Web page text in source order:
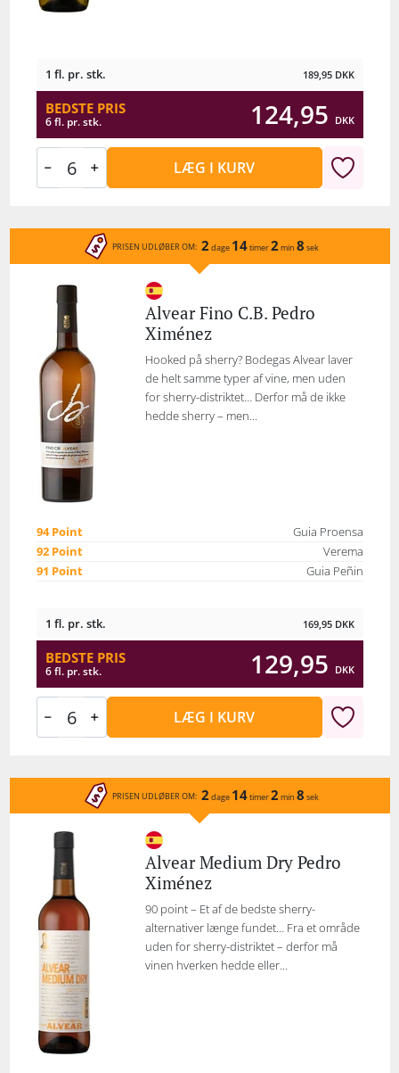
1 fl. pr. stk. 189,95 DKK
BEDSTE PRIS
6 fl. pr. stk. 124,95 DKK
LÆG I KURV
PRISEN UDLØBER OM: 2 dage 14timer2 min 8 sek
Alvear Fino C.B. Pedro
Ximénez
Hooked på sherry? Bodegas Alvear laver
de helt samme typer af vine, men uden
for sherry-distriktet… Derfor må de ikke
hedde sherry – men...
94 Point
Guia Proensa
92 Point
Verema
91 Point
Guia Peñin
1 fl. pr. stk. 169,95 DKK
BEDSTE PRIS
6 fl. pr. stk. 129,95 DKK
LÆG I KURV
PRISEN UDLØBER OM: 2 dage 14timer2 min 8 sek
Alvear Medium Dry Pedro
Ximénez
90 point – Et af de bedste sherry-
alternativer længe fundet… Fra et område
uden for sherry-distriktet – derfor må
vinen hverken hedde eller...